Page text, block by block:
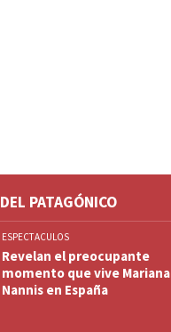
PATAGÓNICO
ESPECTACULOS
Revelan el preocupante
momento que vive Mariana
Nannis en España